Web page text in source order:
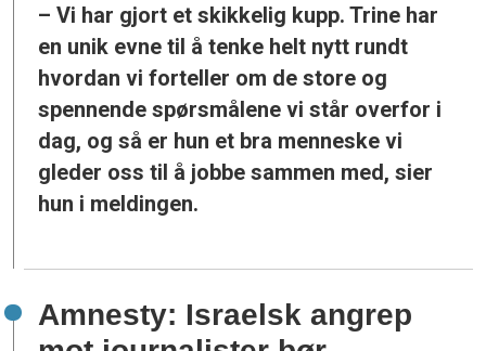
– Vi har gjort et skikkelig kupp. Trine har
en unik evne til å tenke helt nytt rundt
hvordan vi forteller om de store og
spennende spørsmålene vi står overfor i
dag, og så er hun et bra menneske vi
gleder oss til å jobbe sammen med, sier
hun i meldingen.
Amnesty: Israelsk angrep